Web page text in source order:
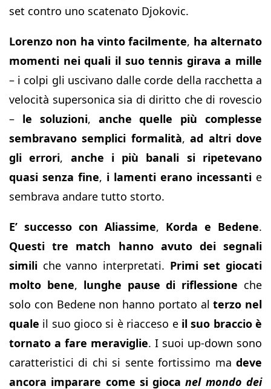
set contro uno scatenato Djokovic.
Lorenzo non ha vinto facilmente, ha alternato
momenti nei quali il suo tennis girava a mille
– i colpi gli uscivano dalle corde della racchetta a
velocità supersonica sia di diritto che di rovescio
– le soluzioni, anche quelle più complesse
sembravano semplici formalità,ad altri dove
gli errori, anche i più banali si ripetevano
quasi senza fine, i lamenti erano incessanti e
sembrava andare tutto storto.
E’ successo con Aliassime, Korda e Bedene.
Questi tre match hanno avuto dei segnali
simili che vanno interpretati. Primi set giocati
molto bene, lunghe pause di riflessione che
solo con Bedene non hanno portato alterzo nel
quale il suo gioco si è riacceso e il suo braccio è
tornato a fare meraviglie. I suoi up-down sono
caratteristici di chi si sente fortissimo ma deve
ancora imparare come si giocanel mondo dei